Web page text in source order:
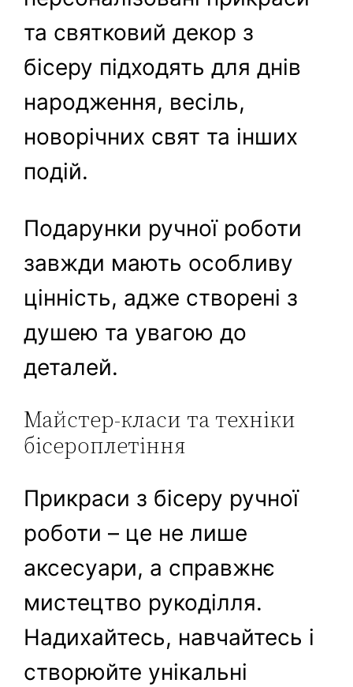
та святковий декор з
бісеру підходять для днів
народження, весіль,
новорічних свят та інших
подій.
Подарунки ручної роботи
завжди мають особливу
цінність, адже створені з
душею та увагою до
деталей.
Майстер-класи та техніки
бісероплетіння
Прикраси з бісеру ручної
роботи – це не лише
аксесуари, а справжнє
мистецтво рукоділля.
Надихайтесь, навчайтесь і
створюйте унікальні